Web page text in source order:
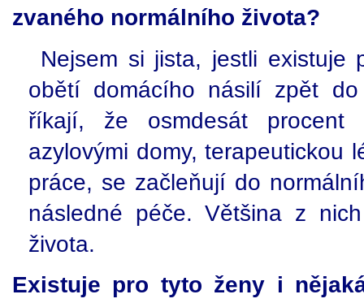
zvaného normálního života?
Nejsem si jista, jestli existuje
obětí domácího násilí zpět
říkají, že osmdesát procent
azylovými domy, terapeutickou
práce, se začleňují do
následné péče. Většina z
života.
Existuje pro tyto ženy i